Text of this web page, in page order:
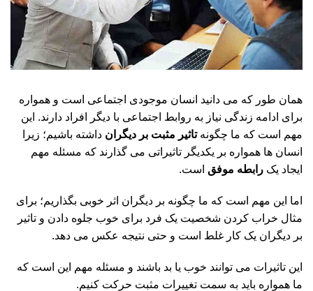
همان طور که می دانید انسان موجودی اجتماعی است و همواره
برای ادامه زندگی نیاز به روابط اجتماعی با دیگر افراد دارند. این
مهم است که ما چگونهتاثیر مثبت بر دیگران داشته باشیم؛ زیرا
انسان ها همواره بر یکدیگر تاثیراتی می گذارند که مسئله مهم
ایجاد یک رابطه موفق است.
اما این مهم است که ما چگونه بر دیگران اثر خوبی بگذاریم؛ برای
مثال خراب کردن شخصیت یک فرد برای خوب جلوه دادن و تاثیر
بر دیگران یک کار غلط است و حتی نتیجه عکس می دهد.
این تاثیرات می توانند خوب یا بد باشند و مسئله مهم این است که
ما همواره باید به سمت تغییرات مثبت حرکت کنیم.